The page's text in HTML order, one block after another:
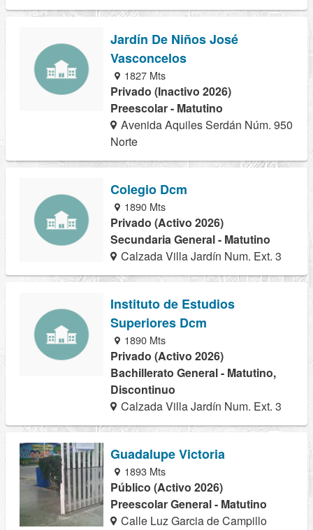
Jardín De Niños José
Vasconcelos
1827 Mts
Privado (Inactivo 2026)
Preescolar - Matutino
Avenida Aquiles Serdán Núm. 950
Norte
Colegio Dcm
1890 Mts
Privado (Activo 2026)
Secundaria General - Matutino
Calzada Villa Jardín Num. Ext. 3
Instituto de Estudios
Superiores Dcm
1890 Mts
Privado (Activo 2026)
Bachillerato General - Matutino,
Discontinuo
Calzada Villa Jardín Num. Ext. 3
Guadalupe Victoria
1893 Mts
Público (Activo 2026)
Preescolar General - Matutino
Calle Luz Garcia de Campillo